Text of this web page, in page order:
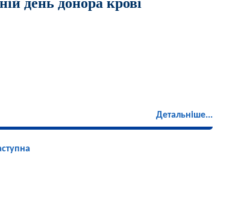
Детальніше...